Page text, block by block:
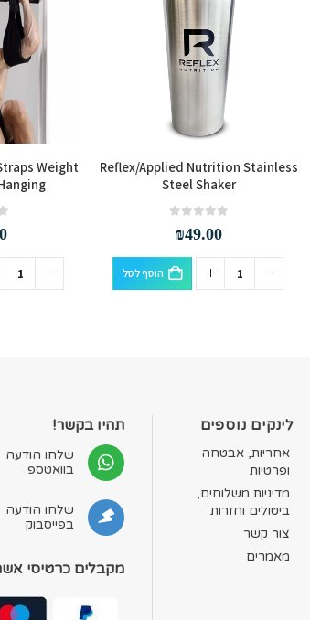
Reflex/Applied Nutrition Stainless
Steel Shaker
₪49.00
הוסף לסל
Weight
לינקים נוספים
אחריות, אבטחה
ופרטיות
מדיניות משלוחים,
ביטולים וחזרות
צור קשר
מאמרים
תהיו בקשר!
שלחו הודעה
בוואטספ
שלחו הודעה
בפייסבוק
מקבלים כרטיסי